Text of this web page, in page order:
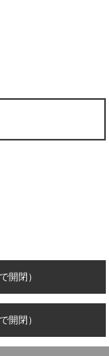
開閉）
開閉）